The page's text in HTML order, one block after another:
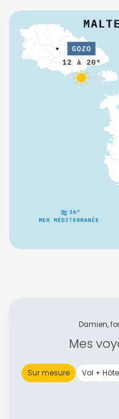
Damien,
Mes
Sur mesure Vol +